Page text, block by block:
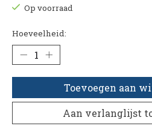
Op voorraad
Hoeveelheid:
Toevoegen aan
Aan verlanglijst